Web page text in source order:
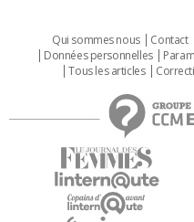
Qui sommes nous Contact
Données personnelles
Tous les articles